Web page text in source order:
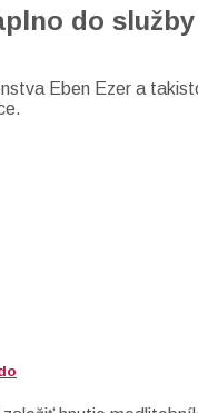
do služby
Eben Ezer a